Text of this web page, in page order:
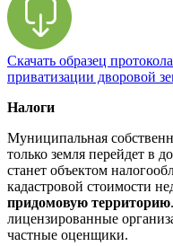
Скачать образец
приватизации дворовой
Налоги
Муниципальная
только земля перейдет в
станет объектом
кадастровой стоимости
придомовую территорию
лицензированные
частные оценщики.